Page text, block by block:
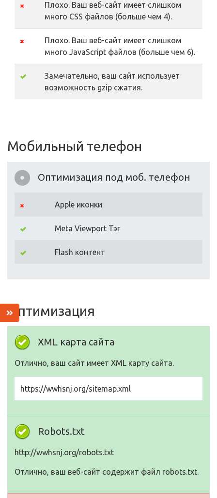
Плохо. Ваш веб-сайт имеет слишком
много CSS файлов (больше чем 4).
Плохо. Ваш веб-сайт имеет слишком
много JavaScript файлов (больше чем 6).
Замечательно, ваш сайт использует
возможность gzip сжатия.
Мобильный телефон
Оптимизация под моб. телефон
Apple иконки
Meta Viewport Тэг
Flash контент
Оптимизация
XML карта сайта
Отлично, ваш сайт имеет XML карту сайта.
https://wwhsnj.org/sitemap.xml
Robots.txt
http://wwhsnj.org/robots.txt
Отлично, ваш веб-сайт содержит файл robots.txt.